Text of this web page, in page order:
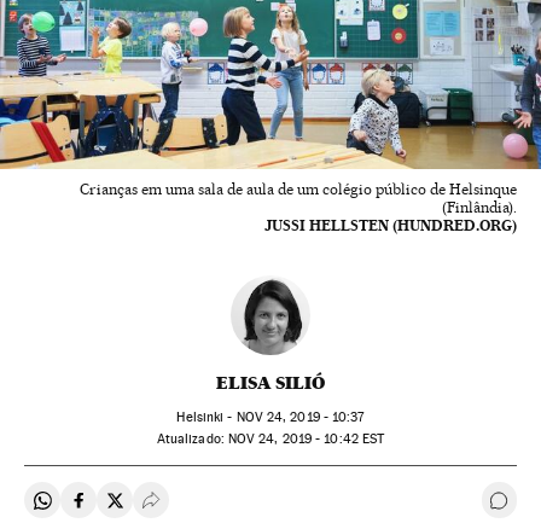
Crianças em uma sala de aula de um colégio público de Helsinque
(Finlândia).
JUSSI HELLSTEN (HUNDRED.ORG)
ELISA SILIÓ
Helsinki - NOV24, 2019 - 10:37
atualizado: NOV 24, 2019 - 10:42EST
Compartir en Whatsapp
Compartir en Facebook
Compartir en Twitter
Desplegar Redes Sociales